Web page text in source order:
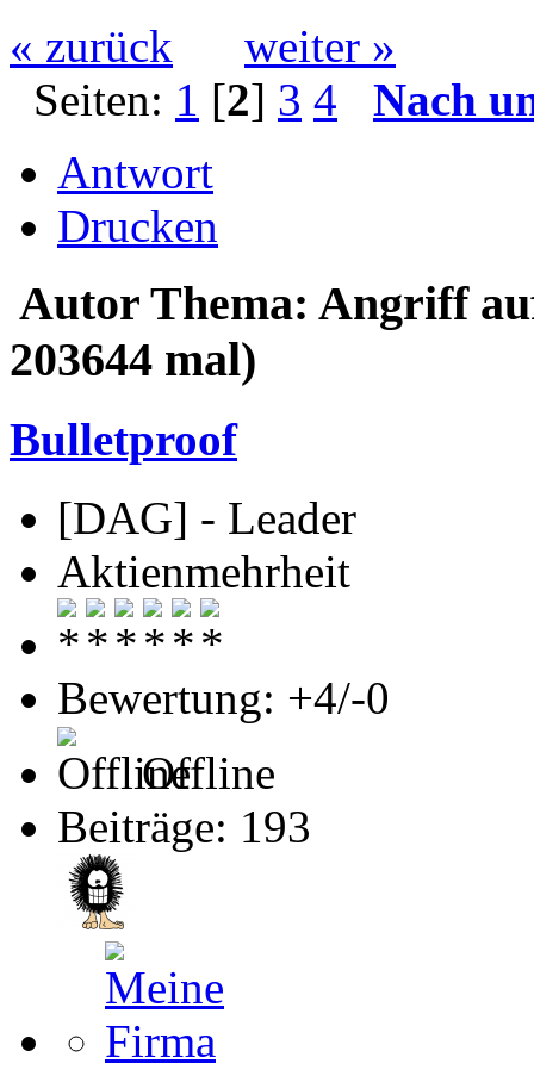
« zurück
weiter »
Seiten: 1 [2] 3 4
Nach
Antwort
Drucken
Autor Thema: Angriff
203644 mal)
Bulletproof
[DAG] - Leader
Aktienmehrheit
Bewertung: +4/-0
Offline
Beiträge: 193